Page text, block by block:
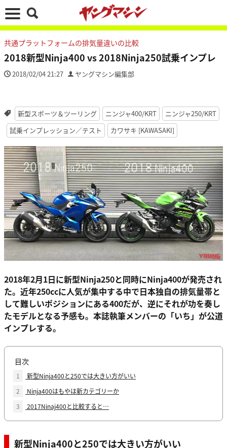
共通プラットフォームの排気量違いの比較
2018新型Ninja400 vs 2018Ninja250試乗インプレ
2018/02/04 21:27 ヤングマシン編集部
新型スポーツ＆ツーリング ニンジャ400/KRT
ニンジャ250/KRT
試乗インプレッション／テスト
カワサキ [KAWASAKI]
2018年2月1日に新型Ninja250と同時にNinja400が発売され
た。近年250ccに人気が集中する中で日本独自の排気量帯と
して難しいポジションにある400だが、逆にそれが功を奏し
たモデルとなる予感も。本誌執筆メンバーの「いち」が公道
インプレする。
目次
1
新型Ninja400と250では大きい方がいい
2
Ninja400はもやは新カテゴリーか
3
2017Ninaj400と比較すると…
新型Ninja400と250では大きい方がいい